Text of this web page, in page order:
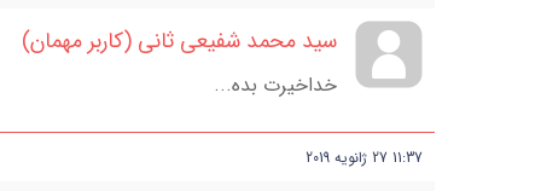
سید محمد شفیعی ثانی (کاربر مهمان)
خداخیرت بده...
11:37
27 ژانویه 2019